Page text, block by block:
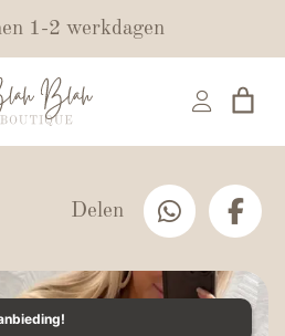
1-2 werkdagen
Delen